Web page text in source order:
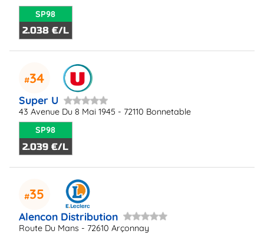
SP98
2.038 €/L
34
Super U
43 Avenue Du 8 Mai 1945 - 72110 Bonnetable
SP98
2.039 €/L
35
Alencon Distribution
Route Du Mans - 72610 Arçonnay